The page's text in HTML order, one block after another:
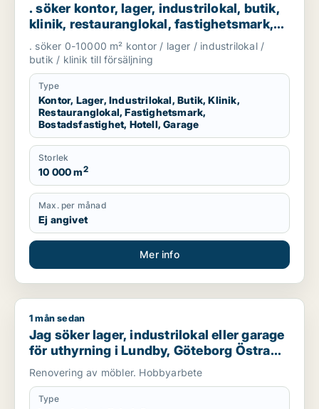
. söker kontor, lager, industrilokal, butik,
klinik, restauranglokal, fastighetsmark,
bostadsfastighet, hotell eller garage till
salu i Göteborg
. söker 0-10000 m² kontor / lager / industrilokal /
butik / klinik till försäljning
Type
Kontor, Lager, Industrilokal, Butik, Klinik,
Restauranglokal, Fastighetsmark,
Bostadsfastighet, Hotell, Garage
Storlek
10 000 m2
Max. per månad
Ej angivet
Mer info
Jag söker lager, industrilokal eller garage för uthyrning i
1 mån sedan
Jag söker lager, industrilokal eller garage
för uthyrning i Lundby, Göteborg Östra
eller Västra hisingen m.fl.
Renovering av möbler. Hobbyarbete
Type